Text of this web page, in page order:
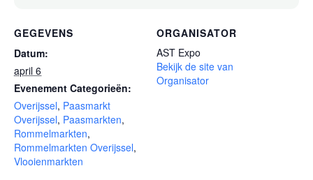
GEGEVENS
Datum:
april 6
Evenement Categorieën:
Overijssel, Paasmarkt
Overijssel, Paasmarkten,
Rommelmarkten,
Rommelmarkten Overijssel,
Vlooienmarkten
ORGANISATOR
AST Expo
Bekijk de site van
Organisator